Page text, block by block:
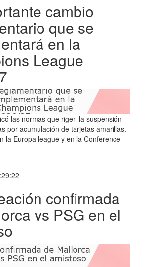
cambio
que se
en la
League
las normas que rigen la suspensión
por acumulación de tarjetas amarillas.
la Europa league y en la Conference
confirmada
vs PSG en el